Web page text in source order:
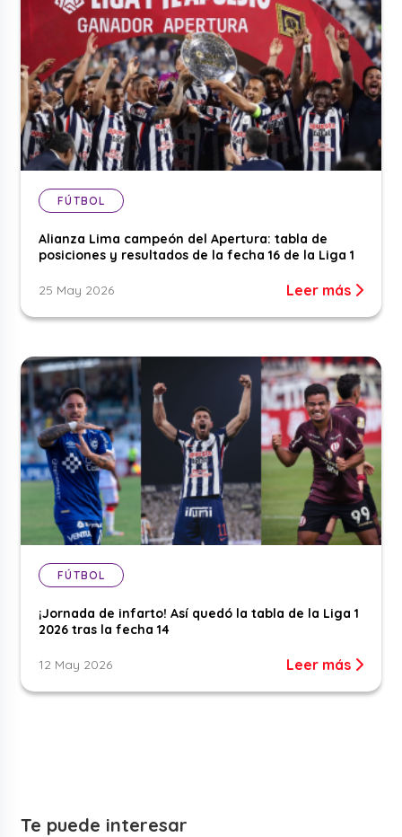
FÚTBOL
Alianza Lima campeón del Apertura: tabla de
posiciones y resultados de la fecha 16 de la Liga 1
25 May 2026 Leer más
FÚTBOL
¡Jornada de infarto! Así quedó la tabla de la Liga 1
2026 tras la fecha 14
12 May 2026 Leer más
Te puede interesar